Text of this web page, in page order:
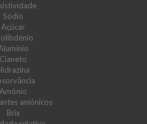
Sódio
Açúcar
Cianeto
Amónio
aniónicos
Brix